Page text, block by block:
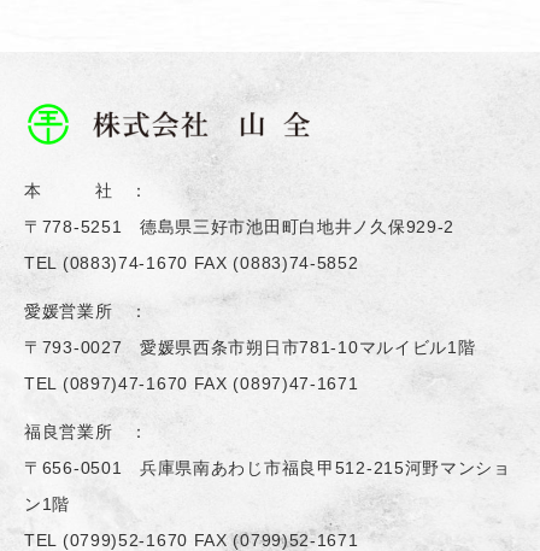
本 社 ：
〒778-5251 德島県三好市池田町白地井ノ久保929-2
TEL (0883)74-1670 FAX (0883)74-5852
愛媛営業所 ：
〒793-0027 愛媛県西条市朔日市781-10マルイビル1階
TEL (0897)47-1670 FAX (0897)47-1671
福良営業所 ：
〒656-0501 兵庫県南あわじ市福良甲512-215河野マンショ
ン1階
TEL (0799)52-1670 FAX (0799)52-1671